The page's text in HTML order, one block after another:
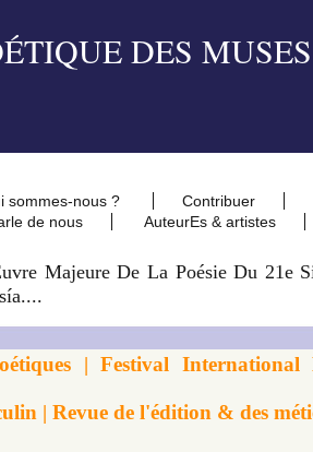
sommes-nous ?
Contribuer
de nous AuteurEs & artistes
Majeure De La Poésie Du 21e
| Festival International
| Revue de l'édition & des